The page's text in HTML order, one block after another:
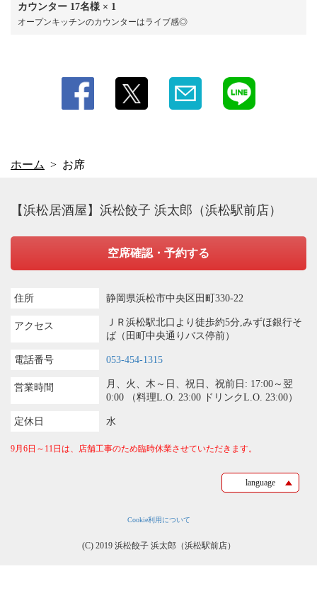
カウンター 17名様 × 1
オープンキッチンのカウンターはライブ感◎
ホーム お席
【浜松居酒屋】浜松餃子 浜太郎（浜松駅前店）
空席確認・予約する
住所 静岡県浜松市中央区田町330-22
アクセス
ＪＲ浜松駅北口より徒歩約5分,みずほ銀行そ
ば（田町中央通りバス停前）
電話番号 053-454-1315
営業時間
月、火、木～日、祝日、祝前日: 17:00～翌
0:00 （料理L.O. 23:00 ドリンクL.O. 23:00）
定休日 水
9月6日～11日は、店舗工事のため臨時休業させていただきます。
language
Cookie利用について
(C) 2019 浜松餃子 浜太郎（浜松駅前店）